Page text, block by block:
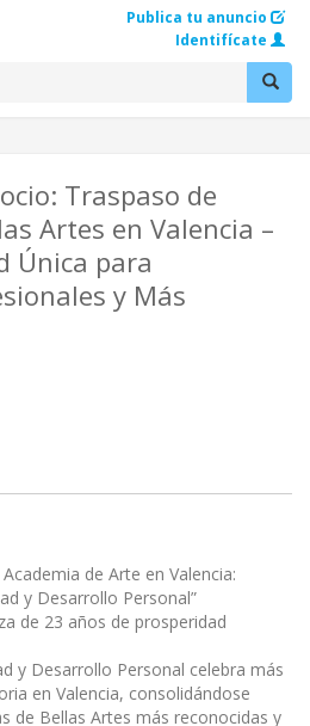
Publica tu anuncio
Identifícate
Traspaso de
Artes en Valencia –
Única para
y Más
de Arte en Valencia:
y Desarrollo Personal”
de 23 años de prosperidad
y Desarrollo Personal celebra más
en Valencia, consolidándose
de Bellas Artes más reconocidas y